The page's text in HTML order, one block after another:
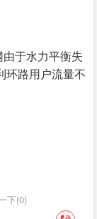
于水力平衡失
环路用户流量不
下(0)